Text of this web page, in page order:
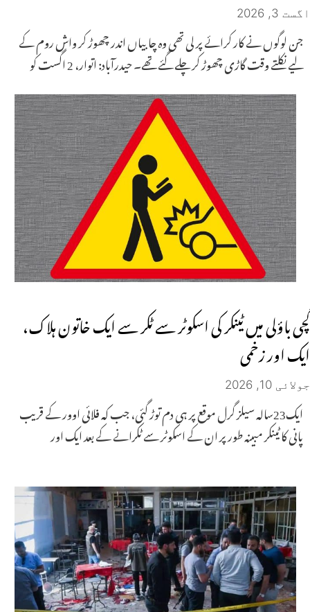
اگست 3, 2026
جن لوگوں نے کار کرائے پر لی تھی وہ چابیاں اندر چھوڑ کر واش روم کے
لیے نکلتے وقت گاڑی چھوڑ کر چلے گئے تھے۔ حیدرآباد: اتوار، 2 اگست کو
گچی باؤلی میں ٹینکر کی اسکوٹر سے ٹکر سے ایک خاتون ہلاک،
ایک اور زخمی
جولائی 10, 2026
ایک23سالہ سیلز گرل موقع پر ہی دم توڑ گئی، جب کہ فلائی اوور کے قریب
پانی کا ٹینکر مبینہ طور پر ان کے اسکوٹر سے ٹکرانے کے بعد ایک اور